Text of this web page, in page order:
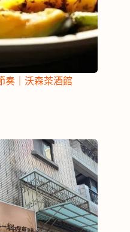
奏｜沃森茶酒館